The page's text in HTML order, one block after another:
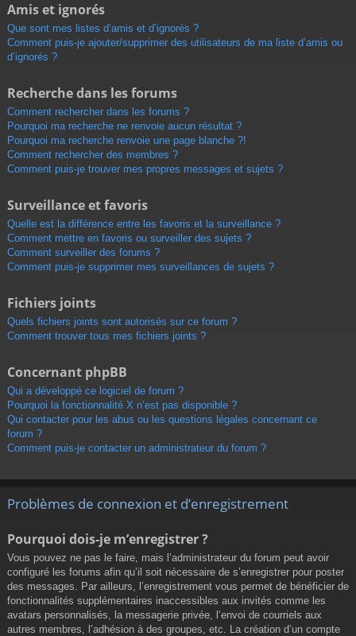
Amis et ignorés
Que sont mes listes d’amis et d’ignorés ?
Comment puis-je ajouter/supprimer des utilisateurs de ma liste d’amis ou
d’ignorés ?
Recherche dans les forums
Comment rechercher dans les forums ?
Pourquoi ma recherche ne renvoie aucun résultat ?
Pourquoi ma recherche renvoie une page blanche ?!
Comment rechercher des membres ?
Comment puis-je trouver mes propres messages et sujets ?
Surveillance et favoris
Quelle est la différence entre les favoris et la surveillance ?
Comment mettre en favoris ou surveiller des sujets ?
Comment surveiller des forums ?
Comment puis-je supprimer mes surveillances de sujets ?
Fichiers joints
Quels fichiers joints sont autorisés sur ce forum ?
Comment trouver tous mes fichiers joints ?
Concernant phpBB
Qui a développé ce logiciel de forum ?
Pourquoi la fonctionnalité X n’est pas disponible ?
Qui contacter pour les abus ou les questions légales concernant ce
forum ?
Comment puis-je contacter un administrateur du forum ?
Problèmes de connexion et d’enregistrement
Pourquoi dois-je m’enregistrer ?
Vous pouvez ne pas le faire, mais l’administrateur du forum peut avoir
configuré les forums afin qu’il soit nécessaire de s’enregistrer pour poster
des messages. Par ailleurs, l’enregistrement vous permet de bénéficier de
fonctionnalités supplémentaires inaccessibles aux invités comme les
avatars personnalisés, la messagerie privée, l’envoi de courriels aux
autres membres, l’adhésion à des groupes, etc. La création d’un compte